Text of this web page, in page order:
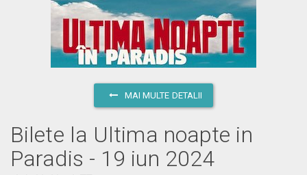
MAI MULTE DETALII
Bilete la Ultima noapte in
Paradis - 19 iun 2024